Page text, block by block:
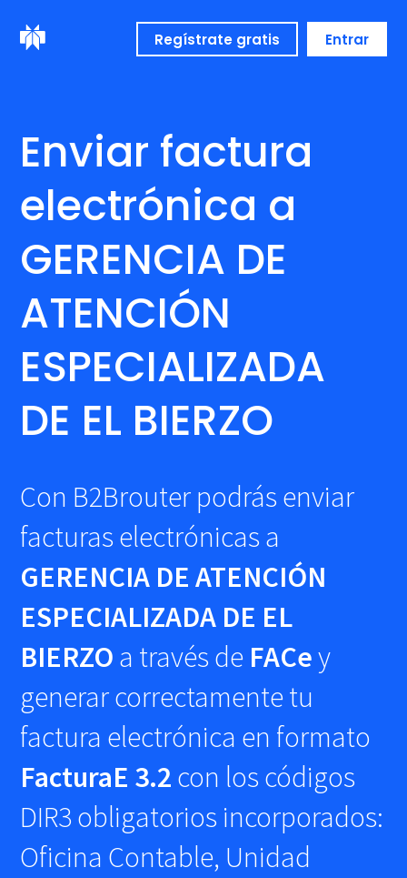
Regístrate gratis Entrar
Enviar factura
electrónica a
GERENCIA DE
ATENCIÓN
ESPECIALIZADA
DE EL BIERZO
Con B2Brouter podrás enviar
facturas electrónicas a
GERENCIA DE ATENCIÓN
ESPECIALIZADA DE EL
BIERZO a través de FACey
generar correctamente tu
factura electrónica en formato
FacturaE 3.2 con los códigos
DIR3 obligatorios incorporados:
Oficina Contable, Unidad